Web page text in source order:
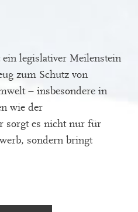
ein legislativer Meilenstein
zum Schutz von
– insbesondere in
wie der
sorgt es nicht nur für
sondern bringt